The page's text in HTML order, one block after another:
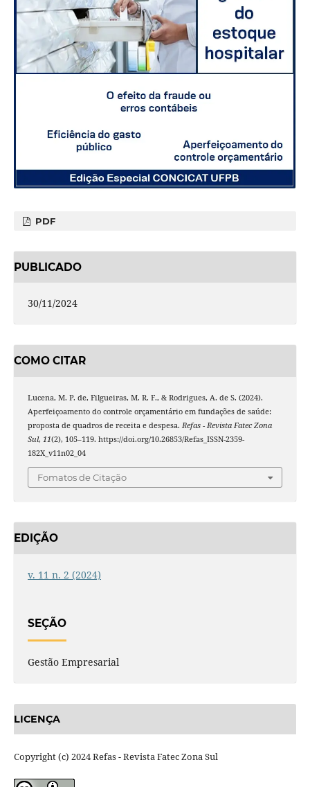
PDF
PUBLICADO
30/11/2024
COMO CITAR
Lucena, M. P. de, Filgueiras, M. R. F., & Rodrigues, A. de S. (2024).
Aperfeiçoamento do controle orçamentário em fundações de saúde:
proposta de quadros de receita e despesa. Refas - Revista Fatec Zona
Sul, 11(2), 105–119. https://doi.org/10.26853/Refas_ISSN-2359-
182X_v11n02_04
Fomatos de Citação
EDIÇÃO
v. 11 n. 2 (2024)
SEÇÃO
Gestão Empresarial
LICENÇA
Copyright (c) 2024 Refas - Revista Fatec Zona Sul